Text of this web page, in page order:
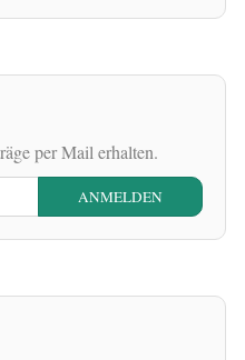
per Mail erhalten.